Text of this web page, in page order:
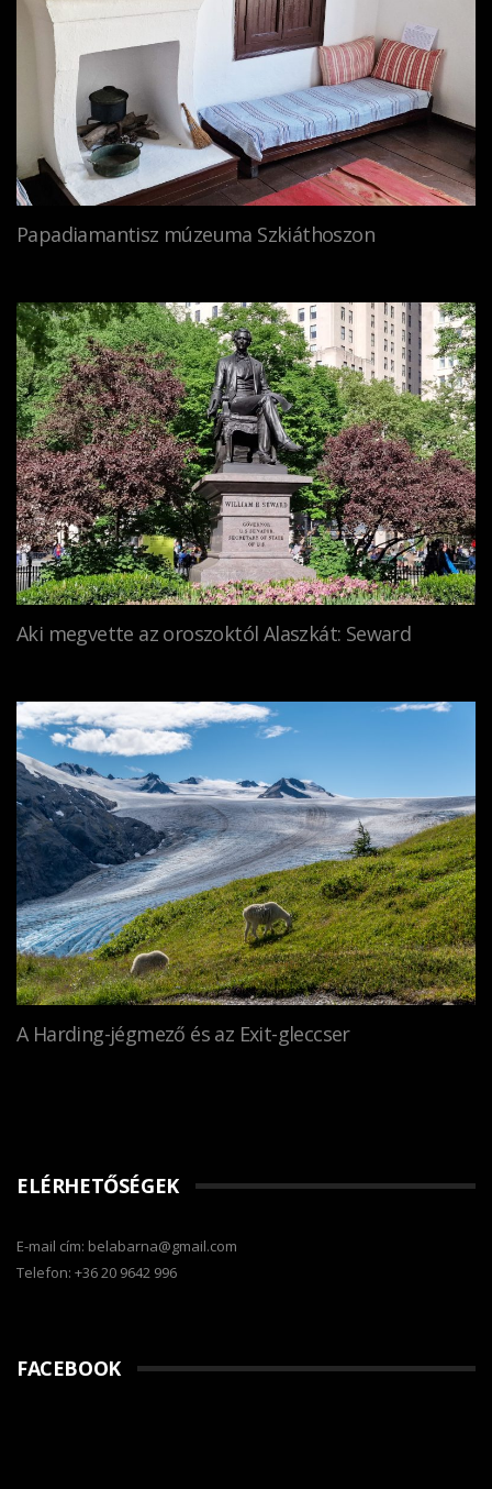
Papadiamantisz múzeuma Szkiáthoszon
Aki megvette az oroszoktól Alaszkát: Seward
A Harding-jégmező és az Exit-gleccser
ELÉRHETŐSÉGEK
E-mail cím: belabarna@gmail.com
Telefon: +36 20 9642 996
FACEBOOK